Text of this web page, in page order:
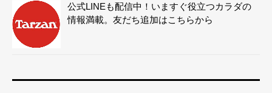
公式LINEも配信中！いますぐ役立つカラダの
情報満載。友だち追加はこちらから